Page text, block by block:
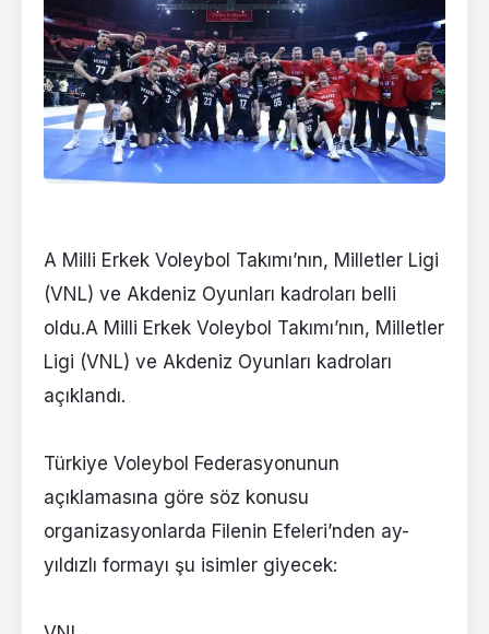
A Milli Erkek Voleybol Takımı’nın, Milletler Ligi
(VNL) ve Akdeniz Oyunları kadroları belli
oldu.A Milli Erkek Voleybol Takımı’nın, Milletler
Ligi (VNL) ve Akdeniz Oyunları kadroları
açıklandı.
Türkiye Voleybol Federasyonunun
açıklamasına göre söz konusu
organizasyonlarda Filenin Efeleri’nden ay-
yıldızlı formayı şu isimler giyecek: